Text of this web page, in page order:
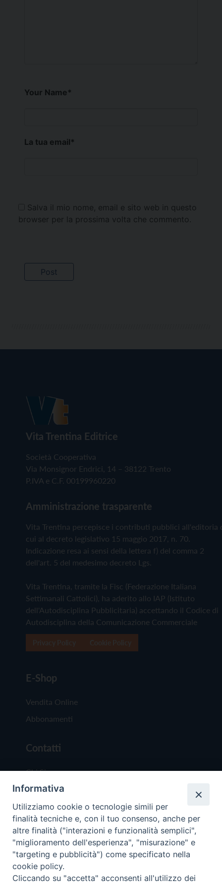
Your Name*
La tua email*
Salva il mio nome, email e sito web in questo
browser per la prossima volta che commento.
Vita Trentina Editrice
Società Cooperativa
Via Monsignor Endrici, 14 – 38122 Trento
P.IVA e C.F. 00199960220
Amministrazione trasparente
Vita Trentina percepisce i contributi pubblici all'editoria
cui al decreto legislativo 15 maggio 2017, n. 70.
Indicazione resa ai sensi della lettera f) del comma 2
dell'art. 5 del medesimo decreto Lgs.
Vita Trentina, tramite la Fisc (Federazione Italiana
Settimanali Cattolici), ha aderito allo IAP (Istituto
dell'Autodisciplina Pubblicitaria) accettando il Codice di
Autodisciplina della Comunicazione Commerciale
E-Shop
Vendita Online
Abbonamenti
Contatti
Chi Siamo
Redazione
Scrivici
Copyright © 2019 - Tutti i diritti riservati - Vita
Informativa
Utilizziamo cookie o tecnologie simili per
finalità tecniche e, con il tuo consenso, anche per
altre finalità ("interazioni e funzionalità semplici",
"miglioramento dell'esperienza", "misurazione" e
"targeting e pubblicità") come specificato nella
cookie policy.
Cliccando su "accetta" acconsenti all'utilizzo dei